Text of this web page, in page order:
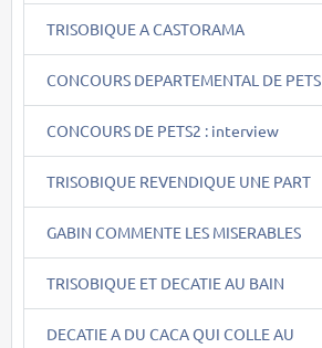
TRISOBIQUE A CASTORAMA
CONCOURS DEPARTEMENTAL DE PETS
CONCOURS DE PETS2 : interview
TRISOBIQUE REVENDIQUE UNE PART
GABIN COMMENTE LES MISERABLES
TRISOBIQUE ET DECATIE AU BAIN
DECATIE A DU CACA QUI COLLE AU